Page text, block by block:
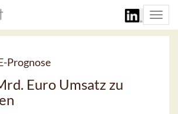
Prognose
Euro Umsatz zu